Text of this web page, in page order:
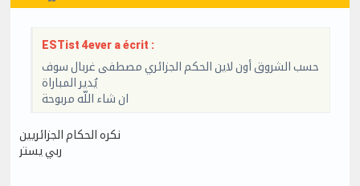
ESTist 4ever a écrit :
حسب الشروق أون لاين الحكم الجزائري مصطفى غربال سوف
يُدير المباراة
ان شاء اللّه مربوحة
نكره الحكام الجزائريين
ربي يستر